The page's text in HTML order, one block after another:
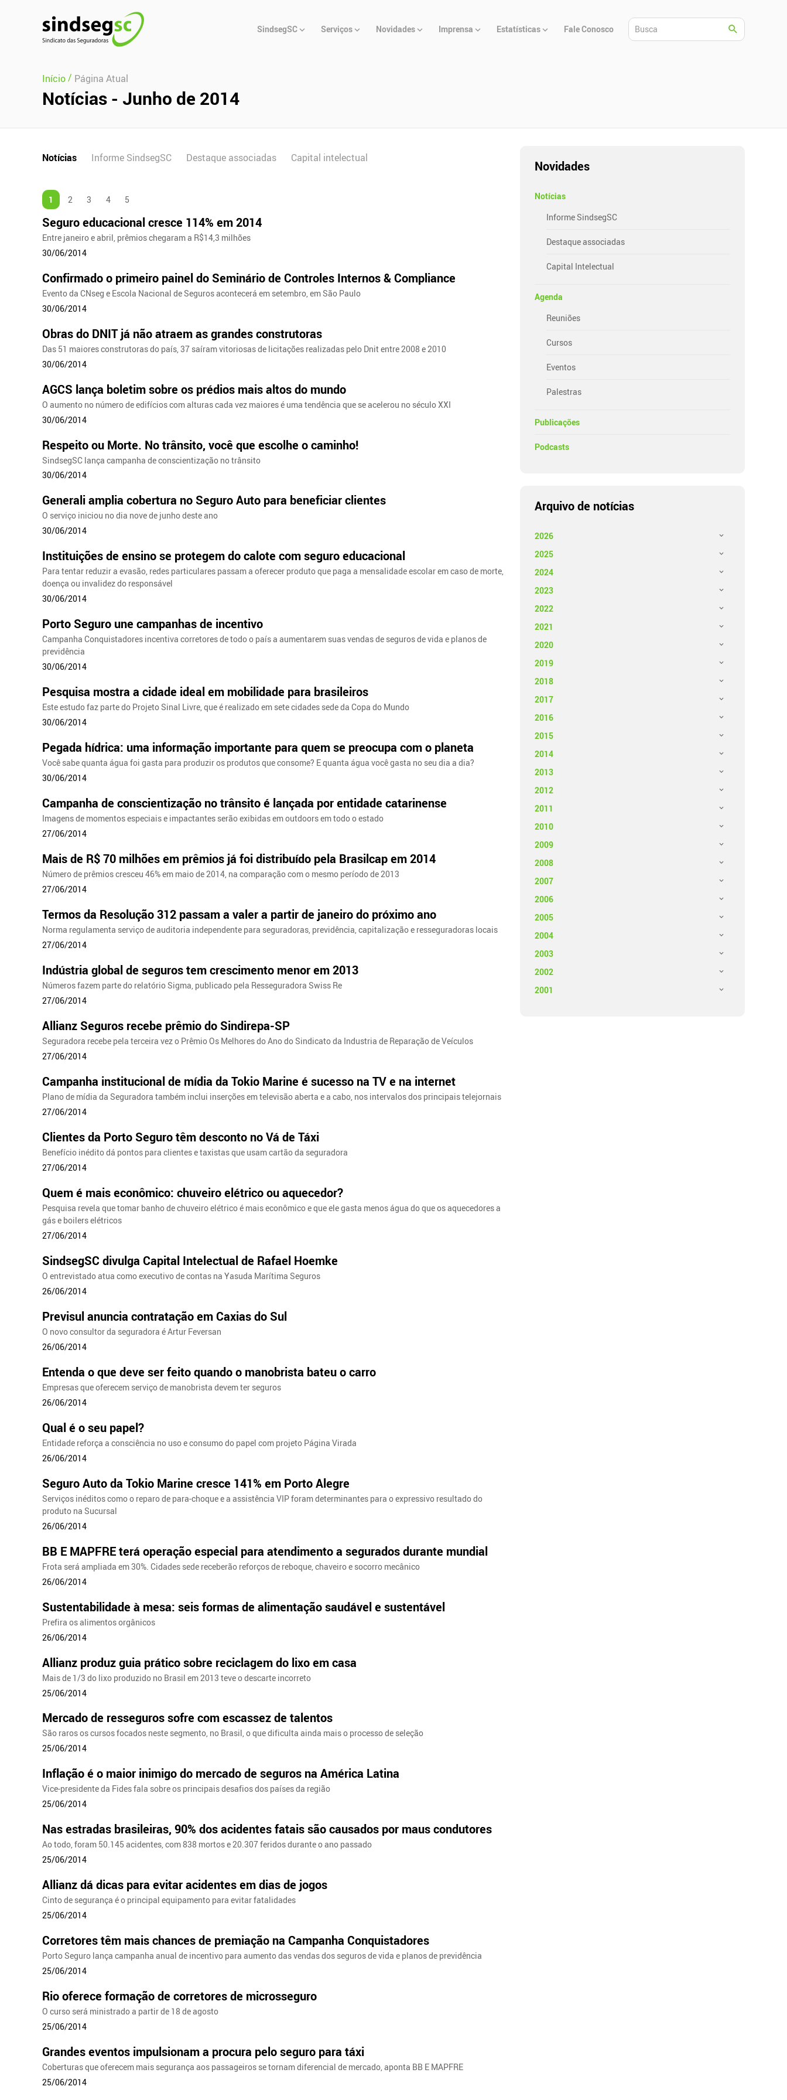
Principal
SindsegSC Serviços Novidades Imprensa Estatísticas Fale Conosco
Início/ Página Atual
Notícias - Junho de 2014
Notícias Informe SindsegSC Destaque associadas Capital intelectual
1 2 3 4 5
Seguro educacional cresce 114% em 2014
Entre janeiro e abril, prêmios chegaram a R$14,3 milhões
30/06/2014
Confirmado o primeiro painel do Seminário de Controles Internos & Compliance
Evento da CNseg e Escola Nacional de Seguros acontecerá em setembro, em São Paulo
30/06/2014
Obras do DNIT já não atraem as grandes construtoras
Das 51 maiores construtoras do país, 37 saíram vitoriosas de licitações realizadas pelo Dnit entre 2008 e 2010
30/06/2014
AGCS lança boletim sobre os prédios mais altos do mundo
O aumento no número de edifícios com alturas cada vez maiores é uma tendência que se acelerou no século XXI
30/06/2014
Respeito ou Morte. No trânsito, você que escolhe o caminho!
SindsegSC lança campanha de conscientização no trânsito
30/06/2014
Generali amplia cobertura no Seguro Auto para beneficiar clientes
O serviço iniciou no dia nove de junho deste ano
30/06/2014
Instituições de ensino se protegem do calote com seguro educacional
Para tentar reduzir a evasão, redes particulares passam a oferecer produto que paga a mensalidade escolar em caso de morte,
doença ou invalidez do responsável
30/06/2014
Porto Seguro une campanhas de incentivo
Campanha Conquistadores incentiva corretores de todo o país a aumentarem suas vendas de seguros de vida e planos de
previdência
30/06/2014
Pesquisa mostra a cidade ideal em mobilidade para brasileiros
Este estudo faz parte do Projeto Sinal Livre, que é realizado em sete cidades sede da Copa do Mundo
30/06/2014
Pegada hídrica: uma informação importante para quem se preocupa com o planeta
Você sabe quanta água foi gasta para produzir os produtos que consome? E quanta água você gasta no seu dia a dia?
30/06/2014
Campanha de conscientização no trânsito é lançada por entidade catarinense
Imagens de momentos especiais e impactantes serão exibidas em outdoors em todo o estado
27/06/2014
Mais de R$ 70 milhões em prêmios já foi distribuído pela Brasilcap em 2014
Número de prêmios cresceu 46% em maio de 2014, na comparação com o mesmo período de 2013
27/06/2014
Termos da Resolução 312 passam a valer a partir de janeiro do próximo ano
Norma regulamenta serviço de auditoria independente para seguradoras, previdência, capitalização e resseguradoras locais
27/06/2014
Indústria global de seguros tem crescimento menor em 2013
Números fazem parte do relatório Sigma, publicado pela Resseguradora Swiss Re
27/06/2014
Allianz Seguros recebe prêmio do Sindirepa-SP
Seguradora recebe pela terceira vez o Prêmio Os Melhores do Ano do Sindicato da Industria de Reparação de Veículos
27/06/2014
Campanha institucional de mídia da Tokio Marine é sucesso na TV e na internet
Plano de mídia da Seguradora também inclui inserções em televisão aberta e a cabo, nos intervalos dos principais telejornais
27/06/2014
Clientes da Porto Seguro têm desconto no Vá de Táxi
Benefício inédito dá pontos para clientes e taxistas que usam cartão da seguradora
27/06/2014
Quem é mais econômico: chuveiro elétrico ou aquecedor?
Pesquisa revela que tomar banho de chuveiro elétrico é mais econômico e que ele gasta menos água do que os aquecedores a
gás e boilers elétricos
27/06/2014
SindsegSC divulga Capital Intelectual de Rafael Hoemke
O entrevistado atua como executivo de contas na Yasuda Marítima Seguros
26/06/2014
Previsul anuncia contratação em Caxias do Sul
O novo consultor da seguradora é Artur Feversan
26/06/2014
Entenda o que deve ser feito quando o manobrista bateu o carro
Empresas que oferecem serviço de manobrista devem ter seguros
26/06/2014
Qual é o seu papel?
Entidade reforça a consciência no uso e consumo do papel com projeto Página Virada
26/06/2014
Seguro Auto da Tokio Marine cresce 141% em Porto Alegre
Serviços inéditos como o reparo de para-choque e a assistência VIP foram determinantes para o expressivo resultado do
produto na Sucursal
26/06/2014
BB E MAPFRE terá operação especial para atendimento a segurados durante mundial
Frota será ampliada em 30%. Cidades sede receberão reforços de reboque, chaveiro e socorro mecânico
26/06/2014
Sustentabilidade à mesa: seis formas de alimentação saudável e sustentável
Prefira os alimentos orgânicos
26/06/2014
Allianz produz guia prático sobre reciclagem do lixo em casa
Mais de 1/3 do lixo produzido no Brasil em 2013 teve o descarte incorreto
25/06/2014
Mercado de resseguros sofre com escassez de talentos
São raros os cursos focados neste segmento, no Brasil, o que dificulta ainda mais o processo de seleção
25/06/2014
Inflação é o maior inimigo do mercado de seguros na América Latina
Vice-presidente da Fides fala sobre os principais desafios dos países da região
25/06/2014
Nas estradas brasileiras, 90% dos acidentes fatais são causados por maus condutores
Ao todo, foram 50.145 acidentes, com 838 mortos e 20.307 feridos durante o ano passado
25/06/2014
Allianz dá dicas para evitar acidentes em dias de jogos
Cinto de segurança é o principal equipamento para evitar fatalidades
25/06/2014
Corretores têm mais chances de premiação na Campanha Conquistadores
Porto Seguro lança campanha anual de incentivo para aumento das vendas dos seguros de vida e planos de previdência
25/06/2014
Rio oferece formação de corretores de microsseguro
O curso será ministrado a partir de 18 de agosto
25/06/2014
Grandes eventos impulsionam a procura pelo seguro para táxi
Coberturas que oferecem mais segurança aos passageiros se tornam diferencial de mercado, aponta BB E MAPFRE
25/06/2014
Novidades
Notícias
Informe SindsegSC
Destaque associadas
Capital Intelectual
Agenda
Reuniões
Cursos
Eventos
Palestras
Publicações
Podcasts
Arquivo de notícias
2026
2025
2024
2023
2022
2021
2020
2019
2018
2017
2016
2015
2014
2013
2012
2011
2010
2009
2008
2007
2006
2005
2004
2003
2002
2001